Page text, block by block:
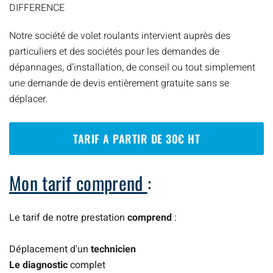
DIFFERENCE
Notre société de volet roulants intervient auprès des
particuliers et des sociétés pour les demandes de
dépannages, d’installation, de conseil ou tout simplement
une demande de devis entièrement gratuite sans se
déplacer.
TARIF A PARTIR DE 30€ HT
Mon tarif comprend :
Le tarif de notre prestation comprend :
Déplacement d'un technicien
Le diagnosticcomplet